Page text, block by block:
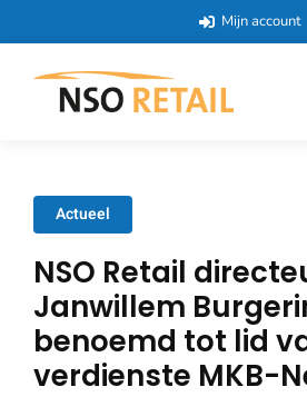
Mijn account
Actueel
NSO Retail
Janwillem
benoemd tot lid
verdienste MKB-